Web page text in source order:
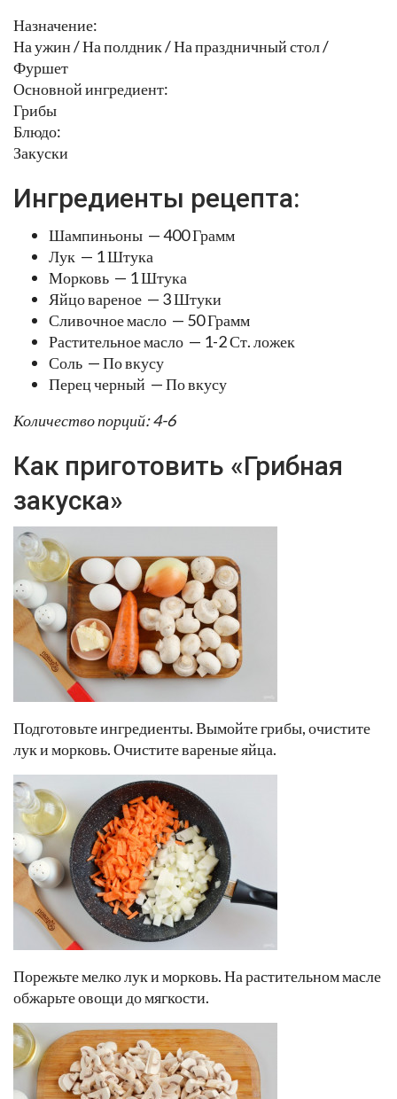
Назначение:
На ужин / На полдник / На праздничный стол /
Фуршет
Основной ингредиент:
Грибы
Блюдо:
Закуски
Ингредиенты рецепта:
Шампиньоны — 400 Грамм
Лук — 1 Штука
Морковь — 1 Штука
Яйцо вареное — 3 Штуки
Сливочное масло — 50 Грамм
Растительное масло — 1-2 Ст. ложек
Соль — По вкусу
Перец черный — По вкусу
Количество порций: 4-6
Как приготовить «Грибная
закуска»
Подготовьте ингредиенты. Вымойте грибы, очистите
лук и морковь. Очистите вареные яйца.
Порежьте мелко лук и морковь. На растительном масле
обжарьте овощи до мягкости.